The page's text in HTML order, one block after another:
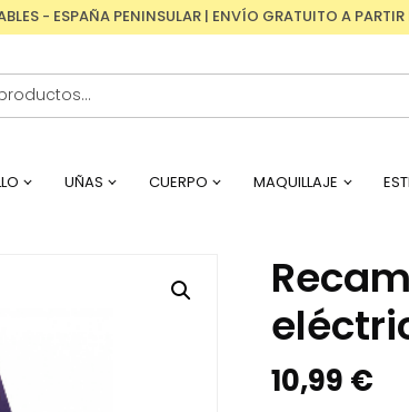
- ESPAÑA PENINSULAR | ENVÍO GRATUITO A
UÑAS CUERPO MAQUILLAJE
10,99 €